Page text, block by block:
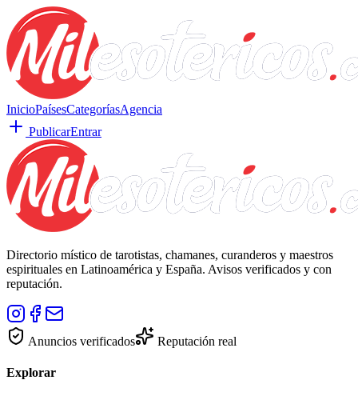
InicioPaísesCategoríasAgencia
PublicarEntrar
Directorio místico de tarotistas, chamanes, curanderos y maestros
espirituales en Latinoamérica y España. Avisos verificados y con
reputación.
Anuncios verificados Reputación real
Explorar